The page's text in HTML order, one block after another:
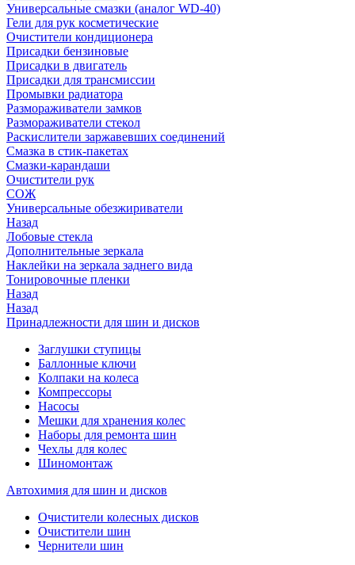
Универсальные смазки (аналог WD-40)
Гели для рук косметические
Очистители кондиционера
Присадки бензиновые
Присадки в двигатель
Присадки для трансмиссии
Промывки радиатора
Размораживатели замков
Размораживатели стекол
Раскислители заржавевших соединений
Смазка в стик-пакетах
Смазки-карандаши
Очистители рук
СОЖ
Универсальные обезжириватели
Назад
Лобовые стекла
Дополнительные зеркала
Наклейки на зеркала заднего вида
Тонировочные пленки
Назад
Назад
Принадлежности для шин и дисков
Заглушки ступицы
Баллонные ключи
Колпаки на колеса
Компрессоры
Насосы
Мешки для хранения колес
Наборы для ремонта шин
Чехлы для колес
Шиномонтаж
Автохимия для шин и дисков
Очистители колесных дисков
Очистители шин
Чернители шин